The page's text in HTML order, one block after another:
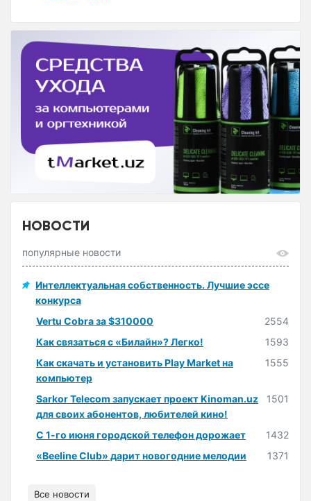
НОВОСТИ
популярные новости
Интеллектуальная собственность. Лучшие эссе
конкурса
Vertu Cobra за $310000
2554
Как связаться с «Билайн»? Легко!
1593
Как скачать и установить Play Market на
компьютер
1555
Sarkor Telecom запускает проект Kinoman.uz
для своих абонентов, любителей кино!
1501
С 1-го июня городской телефон дорожает
1432
«Beeline Club» дарит новогодние мелодии
1371
Все новости